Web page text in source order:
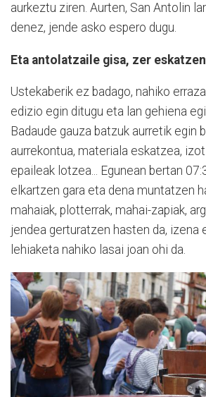
aurkeztu ziren. Aurten, San Antolin
denez, jende asko espero dugu.
Eta antolatzaile gisa, zer
Ustekaberik ez badago, nahiko
edizio egin ditugu eta lan gehiena
Badaude gauza batzuk aurretik egin
aurrekontua, materiala eskatzea,
epaileak lotzea... Egunean bertan
elkartzen gara eta dena muntatzen
mahaiak, plotterrak, mahai-zapiak,
jendea gerturatzen hasten da, izena
lehiaketa nahiko lasai joan ohi da.